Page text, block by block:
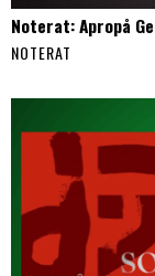
Noterat: Apropå
NOTERAT